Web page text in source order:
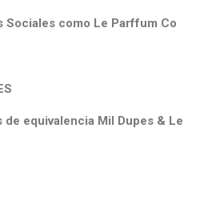
Sociales como Le Parffum Co
equivalencia Mil Dupes & Le